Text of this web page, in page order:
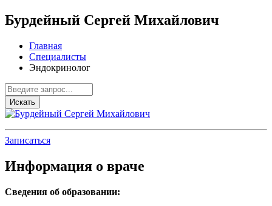
Бурдейный Сергей Михайлович
Главная
Специалисты
Эндокринолог
Записаться
Информация о враче
Сведения об образовании: